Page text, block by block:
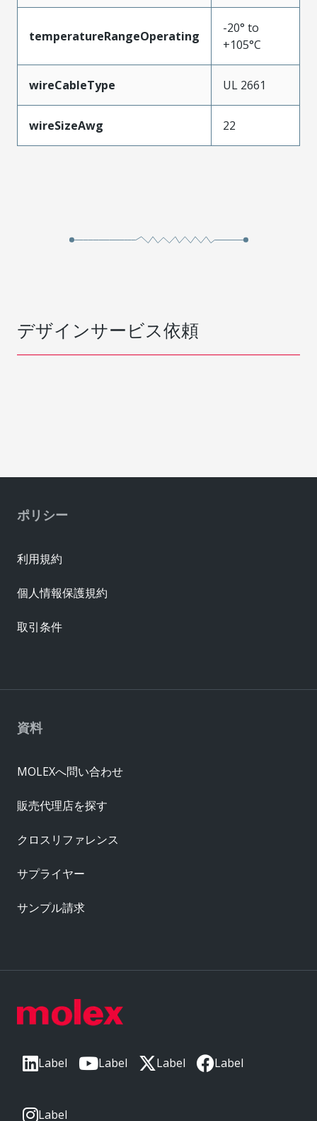
temperatureRangeOperating
-20° to
+105°C
wireCableType UL 2661
wireSizeAwg 22
デザインサービス依頼
Label Label Label Label
Label
資料
MOLEXへ問い合わせ
販売代理店を探す
クロスリファレンス
サプライヤー
サンプル請求
ポリシー
利用規約
個人情報保護規約
取引条件